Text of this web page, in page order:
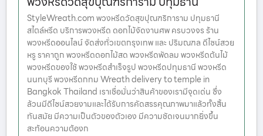
StyleWreath.com พวงหรีดวัดสุขปุณฑริการาม ปทุมธานี
สไตล์หรีด บริการพวงหรีด ดอกไม้จัดงานศพ ครบวงจร ร้าน
พวงหรีดออนไลน์ จัดส่งทั่วเขตกรุงเทพ และ ปริมณฑล ดีไซน์สวย
หรู ราคาถูก พวงหรีดดอกไม้สด พวงหรีดพัดลม พวงหรีดต้นไม้
พวงหรีดของใช้ พวงหรีดสำเร็จรูป พวงหรีดปทุมธานี พวงหรีด
นนทบุรี พวงหรีดกทม Wreath delivery to temple in
Bangkok Thailand เราเชื่อมั่นว่าสินค้าของเรามีจุดเด่น ซึ่ง
ล้วนมีดีไซน์สวยงามและได้รับการคัดสรรคุณภาพมาแล้วทั้งสิ้น
ทันสมัย มีความเป็นตัวของตัวเอง มีความชัดเจนมากยิ่งขึ้น
สะท้อนความต้องก